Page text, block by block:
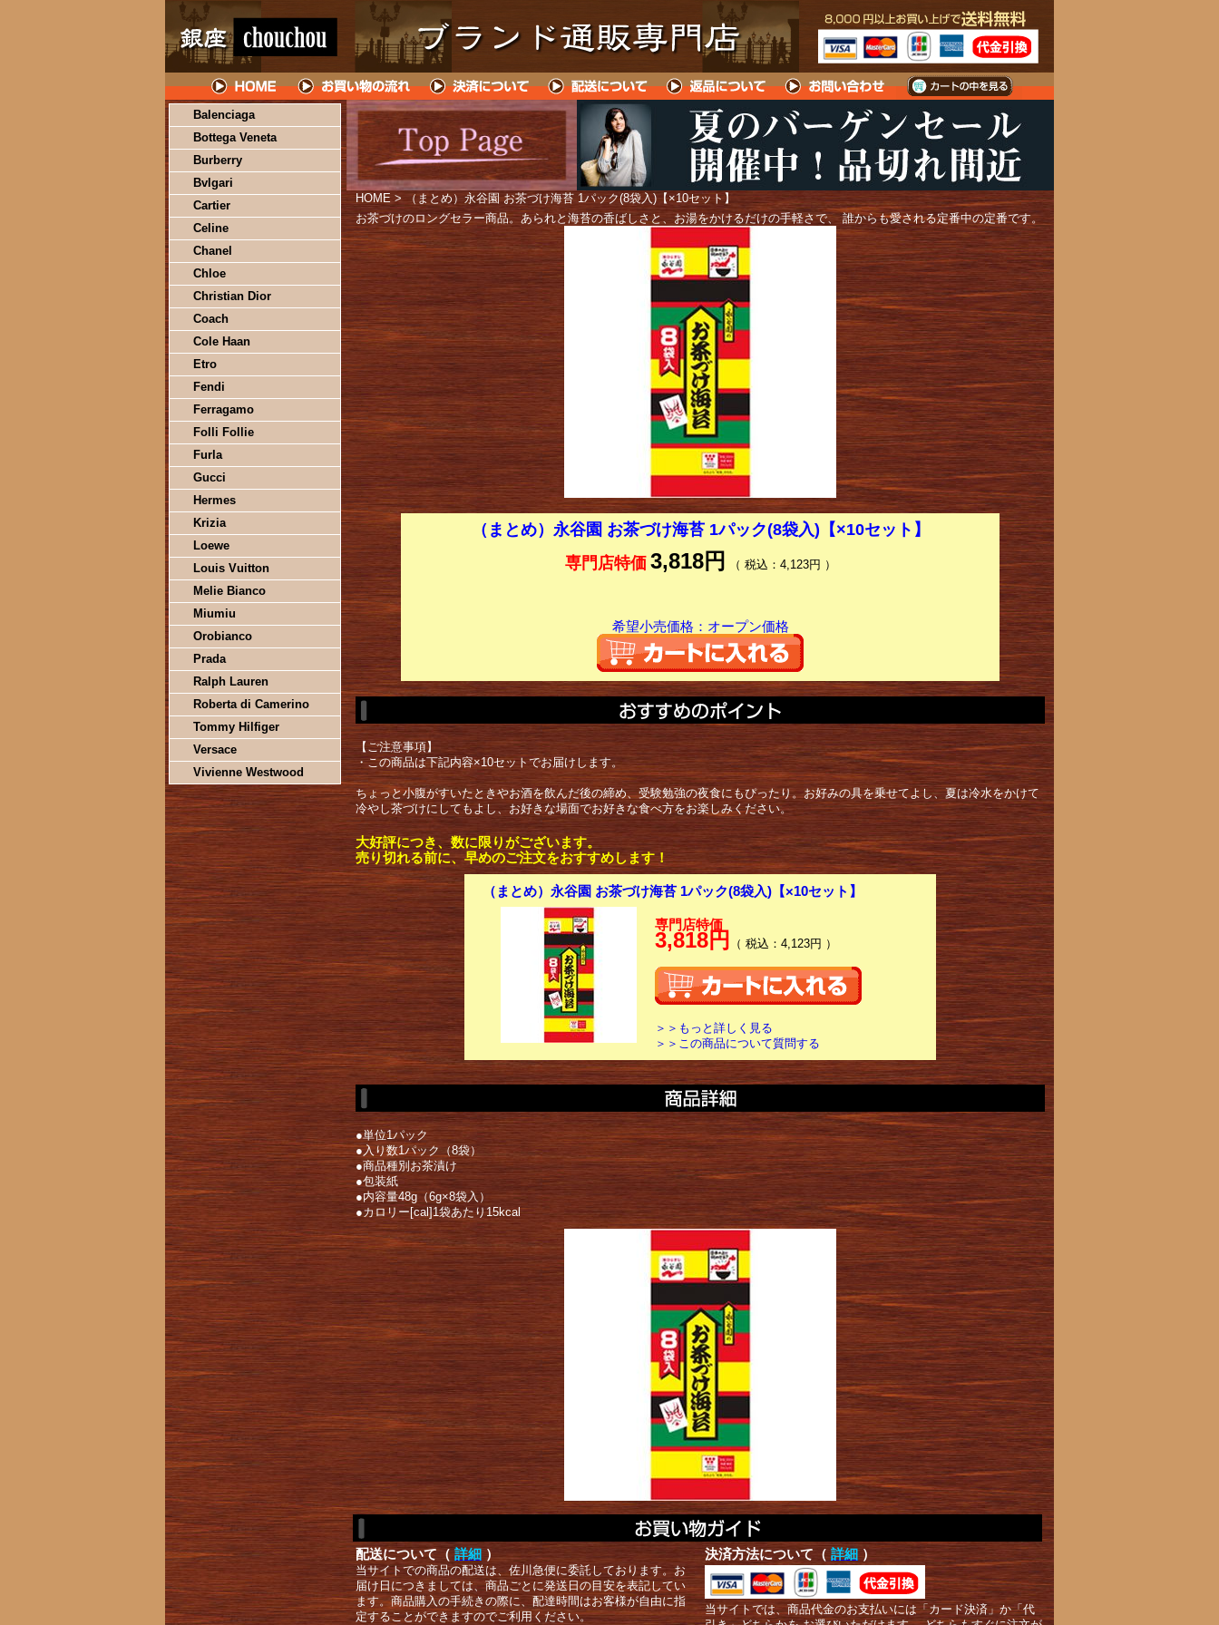
Balenciaga
Bottega Veneta
Burberry
Bvlgari
Cartier
Celine
Chanel
Chloe
Christian Dior
Coach
Cole Haan
Etro
Fendi
Ferragamo
Folli Follie
Furla
Gucci
Hermes
Krizia
Loewe
Louis Vuitton
Melie Bianco
Miumiu
Orobianco
Prada
Ralph Lauren
Roberta di Camerino
Tommy Hilfiger
Versace
Vivienne Westwood
HOME > （まとめ）永谷園 お茶づけ海苔 1パック(8袋入)【×10セット】
お茶づけのロングセラー商品。あられと海苔の香ばしさと、お湯をかけるだけの手軽さで、 誰からも愛される定番中の定番です。
（まとめ）永谷園 お茶づけ海苔 1パック(8袋入)【×10セット】
専門店特価 3,818円 （ 税込：4,123円 ）
希望小売価格：オープン価格
【ご注意事項】
・この商品は下記内容×10セットでお届けします。
ちょっと小腹がすいたときやお酒を飲んだ後の締め、受験勉強の夜食にもぴったり。お好みの具を乗せてよし、夏は冷水をかけて
冷やし茶づけにしてもよし、お好きな場面でお好きな食べ方をお楽しみください。
大好評につき、数に限りがございます。
売り切れる前に、早めのご注文をおすすめします！
（まとめ）永谷園 お茶づけ海苔 1パック(8袋入)【×10セット】
専門店特価
3,818円 （ 税込：4,123円 ）
＞＞もっと詳しく見る
＞＞この商品について質問する
●単位1パック
●入り数1パック（8袋）
●商品種別お茶漬け
●包装紙
●内容量48g（6g×8袋入）
●カロリー[cal]1袋あたり15kcal
配送について（ 詳細 ）
当サイトでの商品の配送は、佐川急便に委託しております。お
届け日につきましては、商品ごとに発送日の目安を表記してい
ます。商品購入の手続きの際に、配達時間はお客様が自由に指
定することができますのでご利用ください。
決済方法について（ 詳細 ）
当サイトでは、商品代金のお支払いには「カード決済」か「代